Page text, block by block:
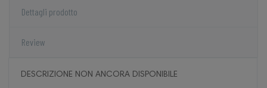
Dettagli prodotto
Review
DESCRIZIONE NON ANCORA DISPONIBILE